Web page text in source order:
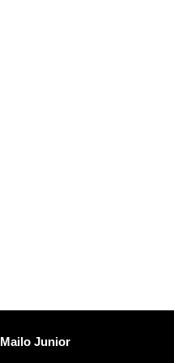
Descobreix Mailo
Mailo Junior